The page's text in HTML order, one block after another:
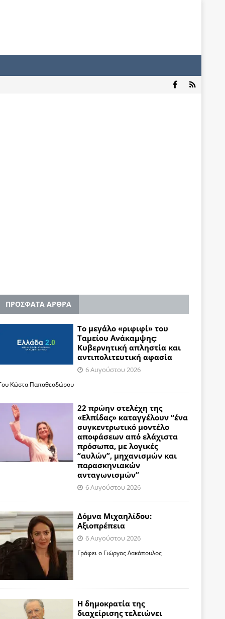
ΠΡΟΣΦΑΤΑ ΑΡΘΡΑ
Το μεγάλο «ριφιφί» του
Ταμείου Ανάκαμψης:
Κυβερνητική απληστία και
αντιπολιτευτική αφασία
6 Αυγούστου 2026
Κώστα Παπαθεοδώρου
22 πρώην στελέχη της
«Ελπίδας» καταγγέλουν “ένα
συγκεντρωτικό μοντέλο
αποφάσεων από ελάχιστα
πρόσωπα, με λογικές
“αυλών”, μηχανισμών και
παρασκηνιακών
ανταγωνισμών”
6 Αυγούστου 2026
Δόμνα Μιχαηλίδου:
Αξιοπρέπεια
6 Αυγούστου 2026
Γράφει ο Γιώργος Λακόπουλος
Η δημοκρατία της
διαχείρισης τελειώνει